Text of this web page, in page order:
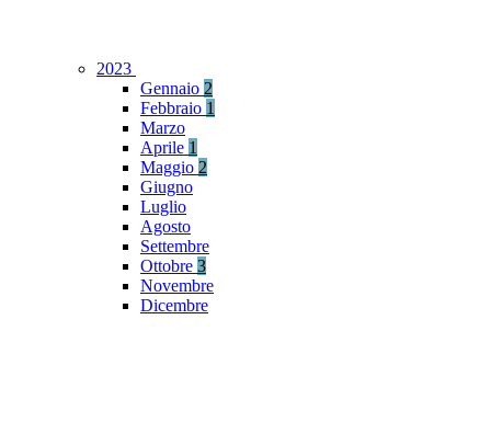
2023
Gennaio 2
Febbraio 1
Marzo
Aprile 1
Maggio 2
Giugno
Luglio
Agosto
Settembre
Ottobre 3
Novembre
Dicembre